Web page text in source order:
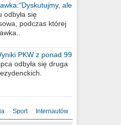
ale
odbyła się
podczas której
PKW z ponad 99
odbyła się druga
Sport Internautów